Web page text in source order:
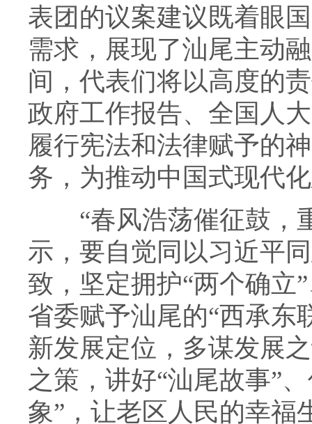
表团的议案建议既着眼
需求，展现了汕尾主动
间，代表们将以高度的
政府工作报告、全国人
履行宪法和法律赋予的
务，为推动中国式现代
“春风浩荡催征鼓，
示，要自觉同以习近平
致，坚定拥护“两个确立
省委赋予汕尾的“西承东
新发展定位，多谋发展
之策，讲好“汕尾故事”
象”，让老区人民的幸福